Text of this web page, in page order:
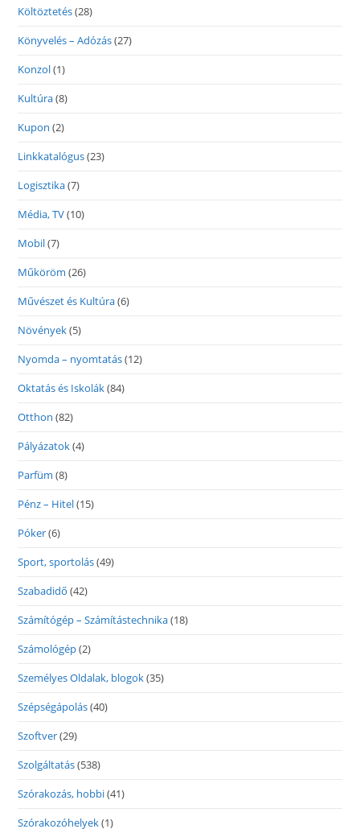
Költöztetés(28)
Könyvelés – Adózás(27)
Konzol(1)
Kultúra(8)
Kupon (2)
Linkkatalógus(23)
Logisztika(7)
Média, TV(10)
Mobil(7)
Műköröm (26)
Művészet és Kultúra(6)
Növények(5)
Nyomda – nyomtatás(12)
Oktatás és Iskolák(84)
Otthon (82)
Pályázatok(4)
Parfüm (8)
Pénz – Hitel(15)
Póker(6)
Sport, sportolás(49)
Szabadidő (42)
Számítógép – Számítástechnika(18)
Számológép(2)
Személyes Oldalak, blogok(35)
Szépségápolás(40)
Szoftver(29)
Szolgáltatás(538)
Szórakozás, hobbi(41)
Szórakozóhelyek(1)